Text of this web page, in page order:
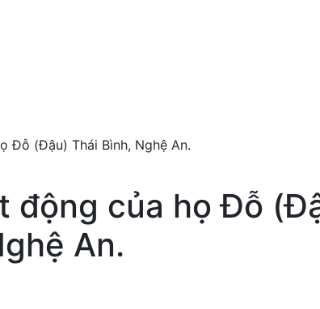
Đỗ (Đậu) Thái Bình, Nghệ An.
động của họ Đỗ
An.